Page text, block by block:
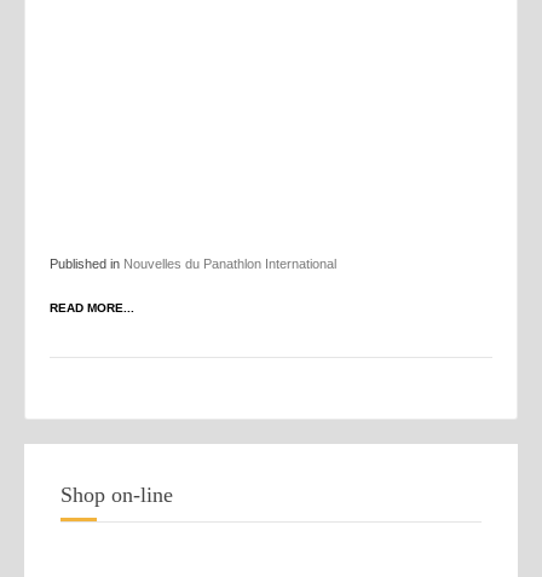
Published in Nouvelles du Panathlon International
READ MORE...
Shop on-line